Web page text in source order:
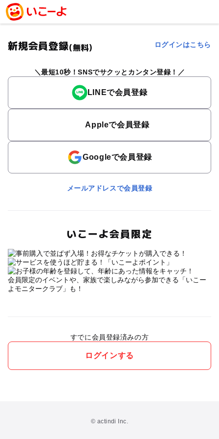
新規会員登録(無料) ログインはこちら
最短10秒！SNSでサクッとカンタン登録！
LINEで会員登録
Appleで会員登録
Googleで会員登録
メールアドレスで会員登録
いこーよ会員限定
会員限定のイベントや、家族で楽しみながら参加できる「いこー
よモニタークラブ」も！
すでに会員登録済みの方
ログインする
© actindi Inc.